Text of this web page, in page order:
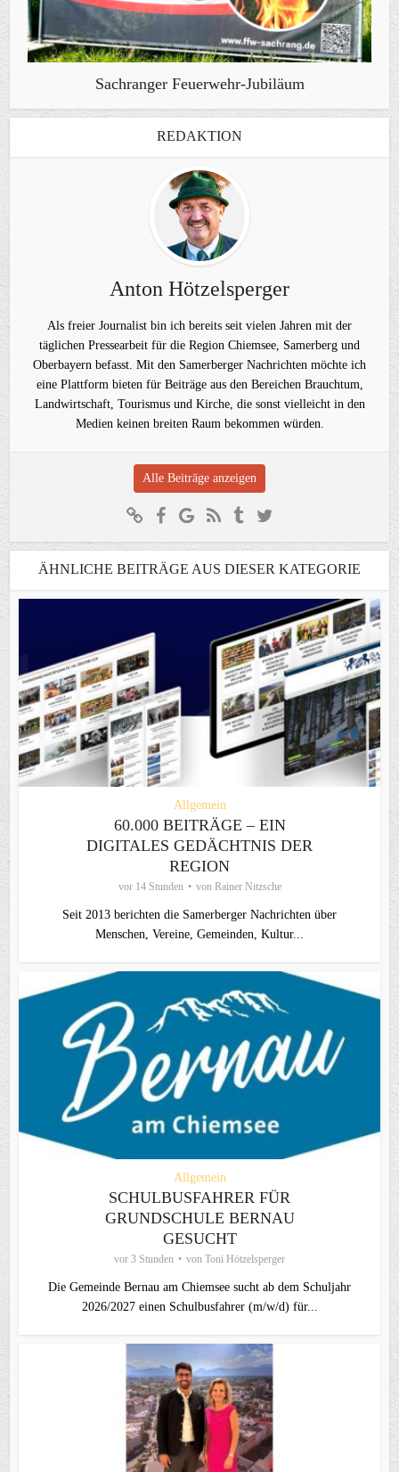
Sachranger Feuerwehr-Jubiläum
REDAKTION
Anton Hötzelsperger
Als freier Journalist bin ich bereits seit vielen Jahren mit der
täglichen Pressearbeit für die Region Chiemsee, Samerberg und
Oberbayern befasst. Mit den Samerberger Nachrichten möchte ich
eine Plattform bieten für Beiträge aus den Bereichen Brauchtum,
Landwirtschaft, Tourismus und Kirche, die sonst vielleicht in den
Medien keinen breiten Raum bekommen würden.
Alle Beiträge anzeigen
ÄHNLICHE BEITRÄGE AUS DIESER KATEGORIE
Allgemein
60.000 BEITRÄGE – EIN
DIGITALES GEDÄCHTNIS DER
REGION
vor 14 Stunden von Rainer Nitzsche
Seit 2013 berichten die Samerberger Nachrichten über
Menschen, Vereine, Gemeinden, Kultur...
Allgemein
SCHULBUSFAHRER FÜR
GRUNDSCHULE BERNAU
GESUCHT
vor 3 Stunden von Toni Hötzelsperger
Die Gemeinde Bernau am Chiemsee sucht ab dem Schuljahr
2026/2027 einen Schulbusfahrer (m/w/d) für...